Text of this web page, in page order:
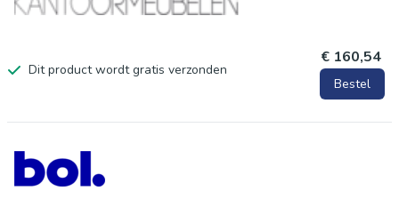
Dit product wordt gratis verzonden
€ 160,54
Bestel